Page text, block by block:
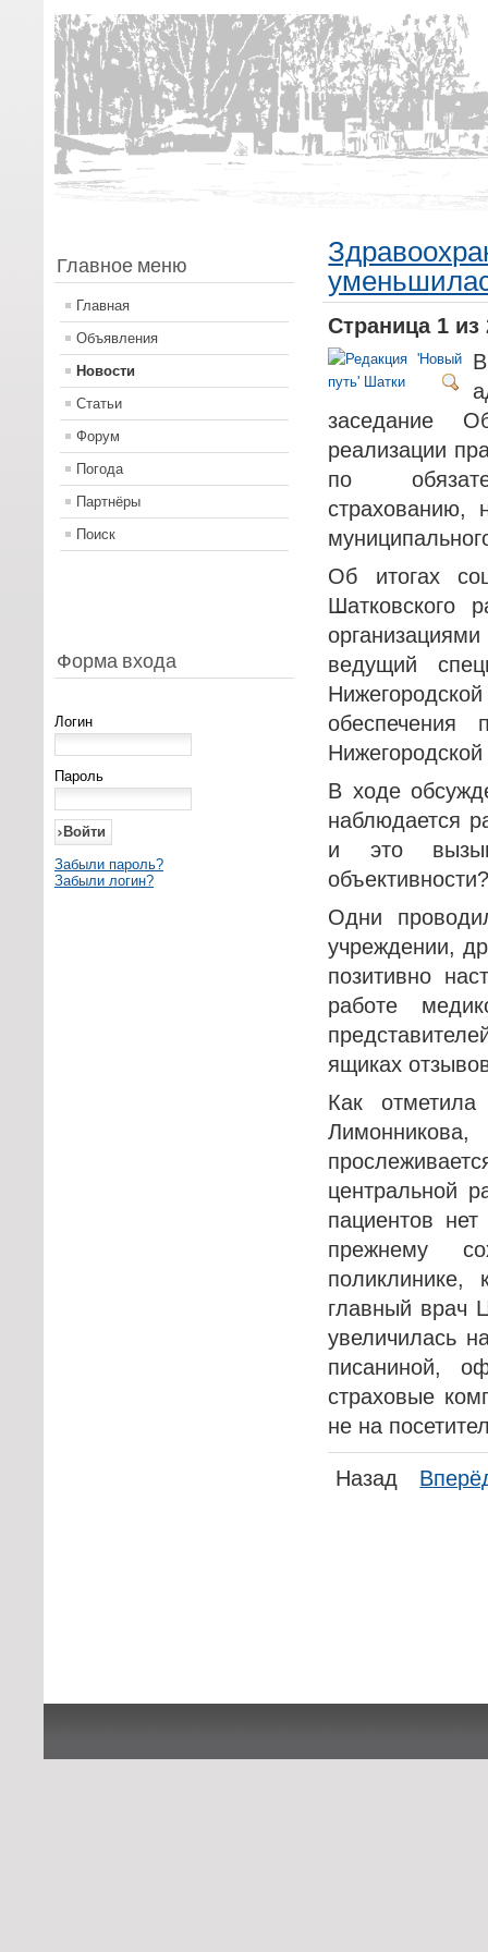
Главное меню
Главная
Объявления
Новости
Статьи
Форум
Погода
Партнёры
Поиск
Форма входа
Логин
Пароль
Забыли пароль?
Забыли логин?
Страница 1 из
заседание
реализации
по
страхованию,
Об итогах
Шатковского
ведущий
В ходе
наблюдается
и это
Одни
учреждении,
позитивно
работе
ящиках
Как
центральной
пациентов
прежнему
главный врач
увеличилась
писаниной,
страховые
не на
Назад